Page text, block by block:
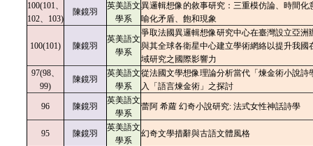
100(101、
102、103)
陳鏡羽
英美語文
學系
異邏輯想像的敘事研究：三重模仿論、時間化
喻化矛盾、飽和現象
100(101) 陳鏡羽
英美語文
學系
爭取法國異邏輯想像研究中心在臺灣設立亞洲
與其全球各衛星中心建立學術網絡以提升我國
域研究之國際影響力
97(98、
99)
陳鏡羽
英美語文
學系
從法國文學想像理論分析當代「煉金術小說詩
入「語言煉金術」之探討
96 陳鏡羽
英美語文
學系
蕾阿 希蘿 幻奇小說研究: 法式女性神話詩學
95 陳鏡羽
英美語文
學系
幻奇文學措辭與古語文體風格